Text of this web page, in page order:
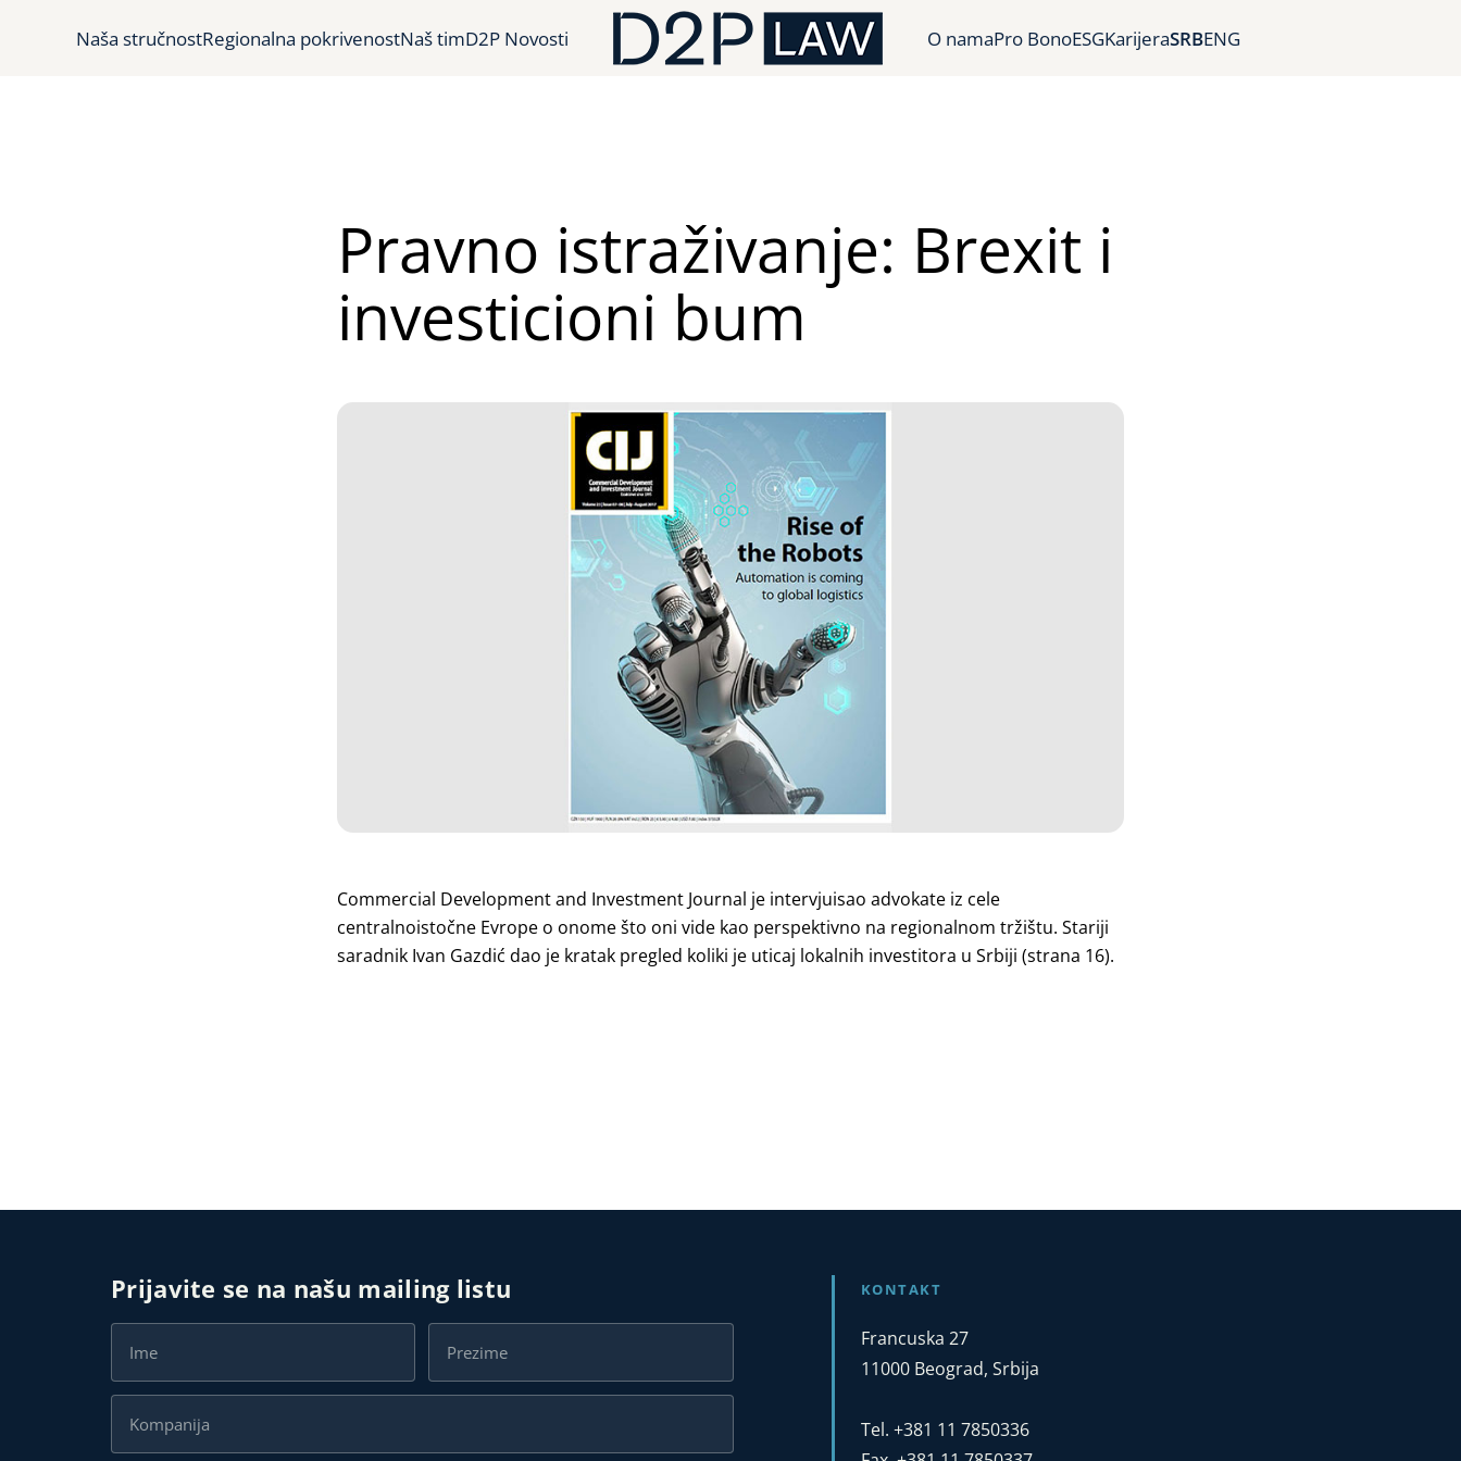
Naša stručnostRegionalna pokrivenostNaš timD2P Novosti O namaPro BonoESGKarijeraSRBENG
Pravno istraživanje: Brexit i
investicioni bum
Commercial Development and Investment Journal je intervjuisao advokate iz cele
centralnoistočne Evrope o onome što oni vide kao perspektivno na regionalnom tržištu. Stariji
saradnik Ivan Gazdić dao je kratak pregled koliki je uticaj lokalnih investitora u Srbiji (strana 16).
Prijavite se na našu mailing listu KONTAKT
Francuska 27
11000 Beograd, Srbija
Tel. +381 11 7850336